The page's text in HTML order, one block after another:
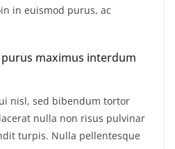
in euismod purus, ac
maximus interdum
nisl, sed bibendum tortor
nulla non risus pulvinar
turpis. Nulla pellentesque